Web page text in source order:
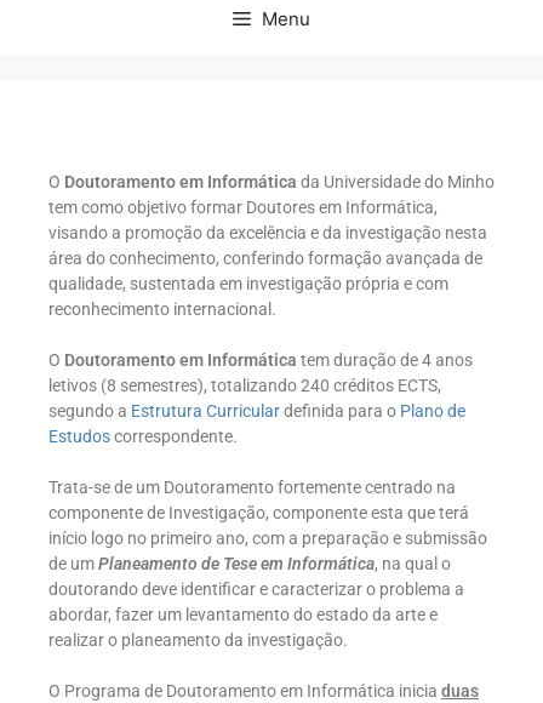
Menu
O Doutoramento em Informática da Universidade do Minho
tem como objetivo formar Doutores em Informática,
visando a promoção da excelência e da investigação nesta
área do conhecimento, conferindo formação avançada de
qualidade, sustentada em investigação própria e com
reconhecimento internacional.
O Doutoramento em Informática tem duração de 4 anos
letivos (8 semestres), totalizando 240 créditos ECTS,
segundo a Estrutura Curriculardefinida para o Plano de
Estudoscorrespondente.
Trata-se de um Doutoramento fortemente centrado na
componente de Investigação, componente esta que terá
início logo no primeiro ano, com a preparação e submissão
de umPlaneamento de Tese em Informática, na qual o
doutorando deve identificar e caracterizar o problema a
abordar, fazer um levantamento do estado da arte e
realizar o planeamento da investigação.
O Programa de Doutoramento em Informática inicia duas